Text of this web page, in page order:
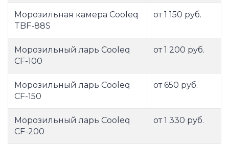
Морозильная камера Cooleq
TBF-88S
от 1 150 руб.
Морозильный ларь Cooleq
CF-100
от 1 200 руб.
Морозильный ларь Cooleq
CF-150
от 650 руб.
Морозильный ларь Cooleq
CF-200
от 1 330 руб.